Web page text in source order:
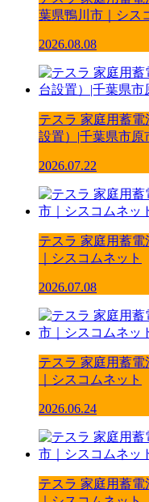
葉県鴨川市｜シス
2026.08.08
テスラ 家庭用蓄
設置）|千葉県市原
2026.07.22
テスラ 家庭用蓄電
｜シスコムネット
2026.07.08
テスラ 家庭用蓄電
｜シスコムネット
2026.06.24
テスラ 家庭用蓄電